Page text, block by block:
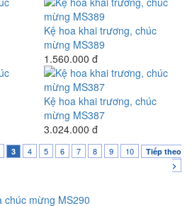
Kệ hoa khai trương, chúc
mừng MS389
1.560.000 đ
Kệ hoa khai trương, chúc
mừng MS387
3.024.000 đ
3 4 5 6 7 8 9 10
Tiếp theo
>